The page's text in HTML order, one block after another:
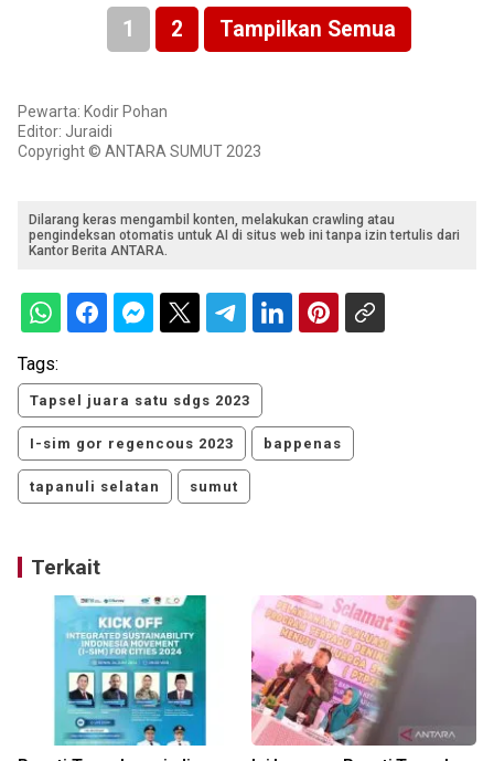
1 2 Tampilkan Semua
Pewarta: Kodir Pohan
Editor: Juraidi
Copyright © ANTARA SUMUT 2023
Dilarang keras mengambil konten, melakukan crawling atau
pengindeksan otomatis untuk AI di situs web ini tanpa izin tertulis dari
Kantor Berita ANTARA.
Tags:
Tapsel juara satu sdgs 2023
I-sim gor regencous 2023 bappenas
tapanuli selatan sumut
Terkait